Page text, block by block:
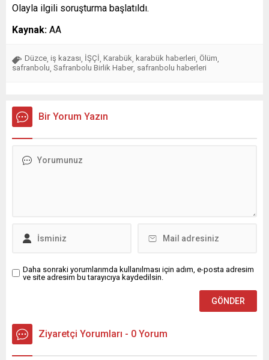
Olayla ilgili soruşturma başlatıldı.
Kaynak: AA
Düzce iş kazası İŞÇİ Karabük karabük haberleri Ölüm
safranbolu Safranbolu Birlik Haber safranbolu haberleri
Bir Yorum Yazın
Daha sonraki yorumlarımda kullanılması için adım, e-posta adresim
ve site adresim bu tarayıcıya kaydedilsin.
Ziyaretçi Yorumları - 0 Yorum